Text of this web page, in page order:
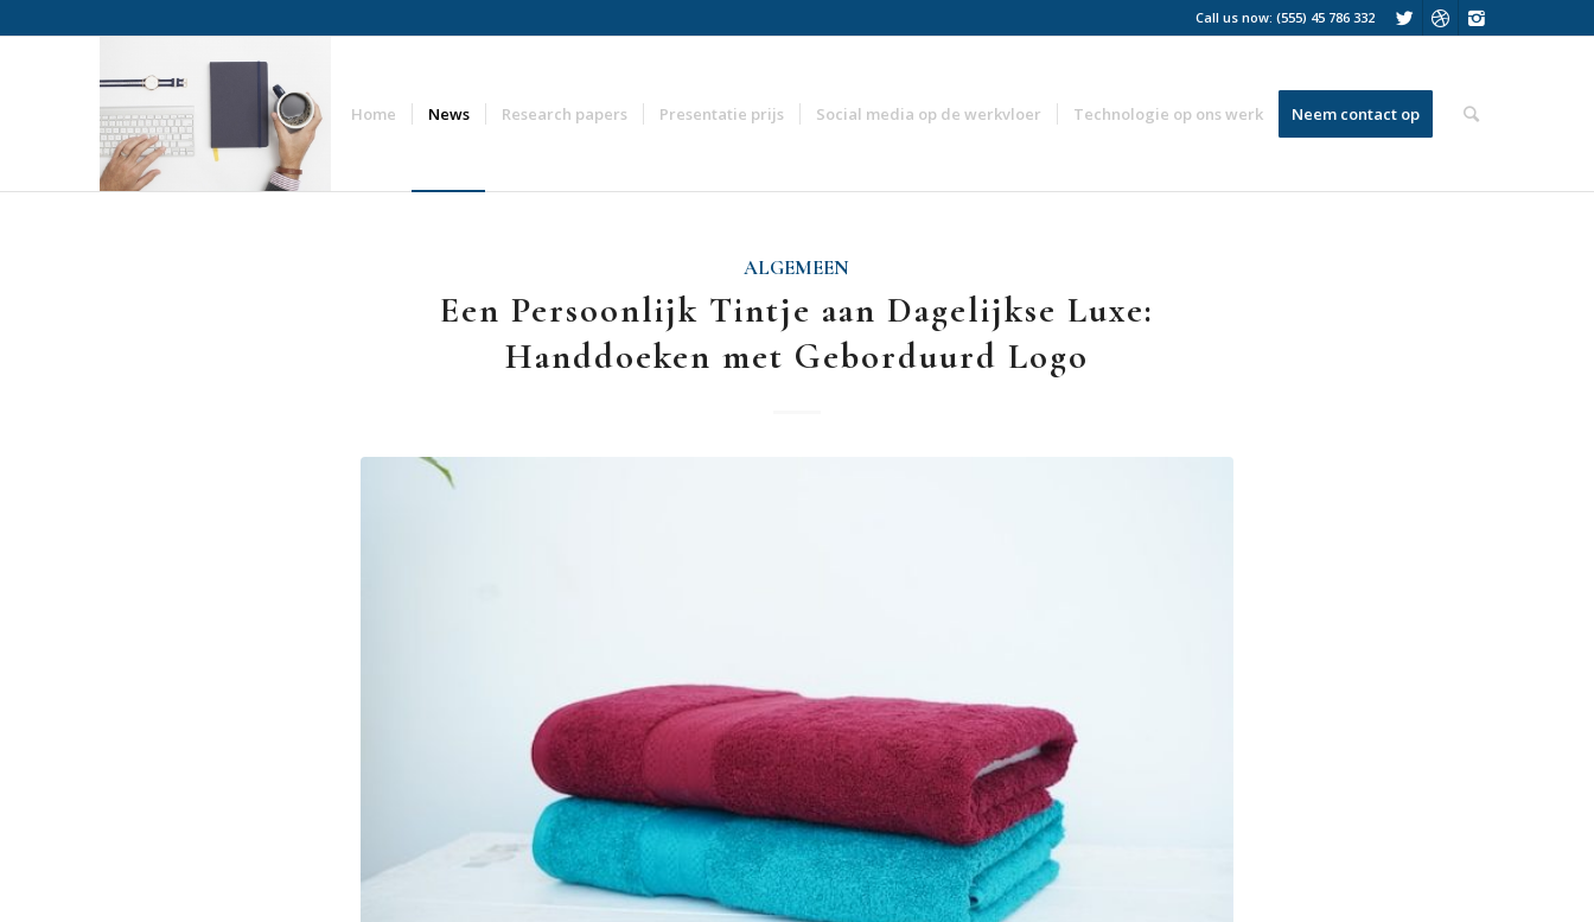
Call us now: (555) 45 786 332
Home News Research papers Presentatie prijs Social media op de werkvloer Technologie op ons werk Neem contact op
ALGEMEEN
Een Persoonlijk Tintje aan Dagelijkse Luxe:
Handdoeken met Geborduurd Logo